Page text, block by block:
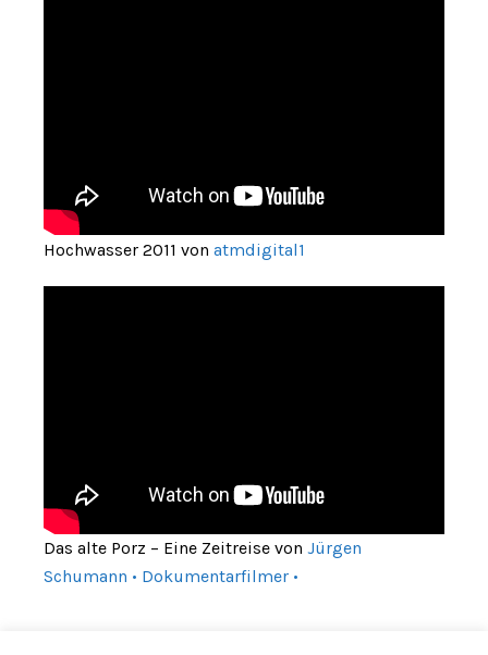
Hochwasser 2011 von atmdigital1
Das alte Porz – Eine Zeitreise von Jürgen
Schumann • Dokumentarfilmer •